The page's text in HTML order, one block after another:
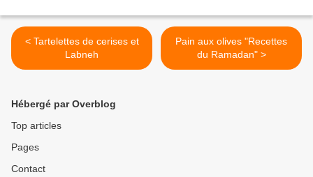
< Tartelettes de cerises et
Labneh
Pain aux olives "Recettes
du Ramadan" >
Hébergé par Overblog
Top articles
Pages
Contact